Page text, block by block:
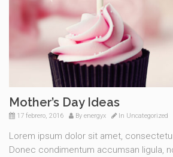
Mother’s Day Ideas
17 febrero, 2016 By energyx In Uncategorized
Lorem ipsum dolor sit amet,
Donec condimentum accumsan ligula,